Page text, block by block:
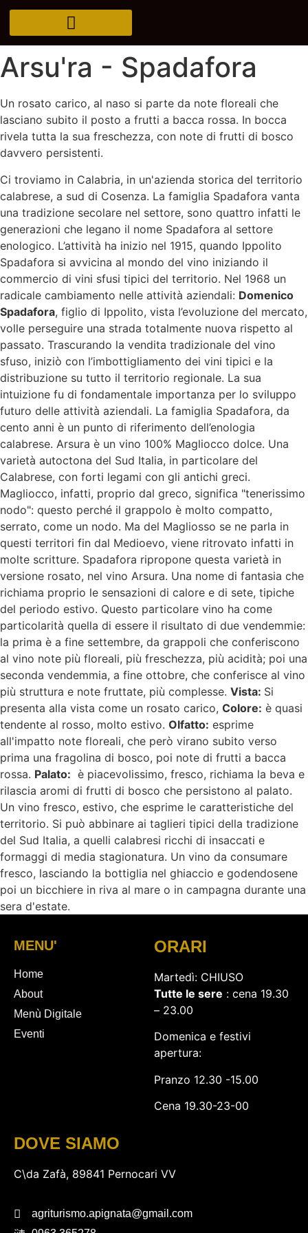
Arsu'ra - Spadafora
Un rosato carico, al naso si parte da note floreali che
lasciano subito il posto a frutti a bacca rossa. In bocca
rivela tutta la sua freschezza, con note di frutti di bosco
davvero persistenti.
Ci troviamo in Calabria, in un'azienda storica del territorio
calabrese, a sud di Cosenza. La famiglia Spadafora vanta
una tradizione secolare nel settore, sono quattro infatti le
generazioni che legano il nome Spadafora al settore
enologico. L’attività ha inizio nel 1915, quando Ippolito
Spadafora si avvicina al mondo del vino iniziando il
commercio di vini sfusi tipici del territorio. Nel 1968 un
radicale cambiamento nelle attività aziendali: Domenico
Spadafora, figlio di Ippolito, vista l’evoluzione del mercato,
volle perseguire una strada totalmente nuova rispetto al
passato. Trascurando la vendita tradizionale del vino
sfuso, iniziò con l’imbottigliamento dei vini tipici e la
distribuzione su tutto il territorio regionale. La sua
intuizione fu di fondamentale importanza per lo sviluppo
futuro delle attività aziendali. La famiglia Spadafora, da
cento anni è un punto di riferimento dell’enologia
calabrese. Arsura è un vino 100% Magliocco dolce. Una
varietà autoctona del Sud Italia, in particolare del
Calabrese, con forti legami con gli antichi greci.
Magliocco, infatti, proprio dal greco, significa "tenerissimo
nodo": questo perché il grappolo è molto compatto,
serrato, come un nodo. Ma del Magliosso se ne parla in
questi territori fin dal Medioevo, viene ritrovato infatti in
molte scritture. Spadafora ripropone questa varietà in
versione rosato, nel vino Arsura. Una nome di fantasia che
richiama proprio le sensazioni di calore e di sete, tipiche
del periodo estivo. Questo particolare vino ha come
particolarità quella di essere il risultato di due vendemmie:
la prima è a fine settembre, da grappoli che conferiscono
al vino note più floreali, più freschezza, più acidità; poi una
seconda vendemmia, a fine ottobre, che conferisce al vino
più struttura e note fruttate, più complesse. Vista: Si
presenta alla vista come un rosato carico, Colore: è quasi
tendente al rosso, molto estivo. Olfatto: esprime
all'impatto note floreali, che però virano subito verso
prima una fragolina di bosco, poi note di frutti a bacca
rossa. Palato: è piacevolissimo, fresco, richiama la beva e
rilascia aromi di frutti di bosco che persistono al palato.
Un vino fresco, estivo, che esprime le caratteristiche del
territorio. Si può abbinare ai taglieri tipici della tradizione
del Sud Italia, a quelli calabresi ricchi di insaccati e
formaggi di media stagionatura. Un vino da consumare
fresco, lasciando la bottiglia nel ghiaccio e godendosene
poi un bicchiere in riva al mare o in campagna durante una
sera d'estate.
MENU'
Home
About
Menù Digitale
Eventi
ORARI
Martedì: CHIUSO
Tutte le sere : cena 19.30
– 23.00
Domenica e festivi
apertura:
Pranzo 12.30 -15.00
Cena 19.30-23-00
DOVE SIAMO
C\da Zafà, 89841 Pernocari VV
agriturismo.apignata@gmail.com